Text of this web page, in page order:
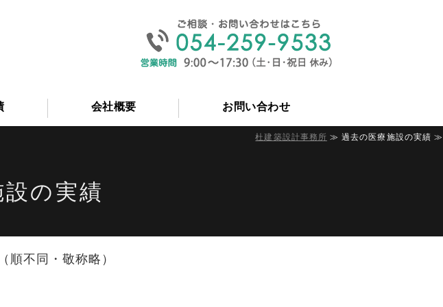
ニックの開業なら静岡市の杜建築設計事務所
会社概要 お問い合わせ
杜建築設計事務所 ≫ 過去の医療施設の実績 ≫
の実績
順不同・敬称略）